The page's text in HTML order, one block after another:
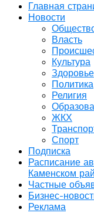
Главная
Новости
Власть
Культура
Здоровье
Политика
Религия
ЖКХ
Спорт
Подписка
Расписание
Каменском
Частные
Бизнес-
Реклама